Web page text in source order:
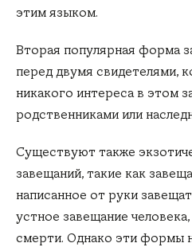
этим языком.
Вторая популярная форма
перед двумя свидетелями,
никакого интереса в этом
родственниками или
Существуют также
завещаний, такие как
написанное от руки
устное завещание
смерти. Однако эти формы